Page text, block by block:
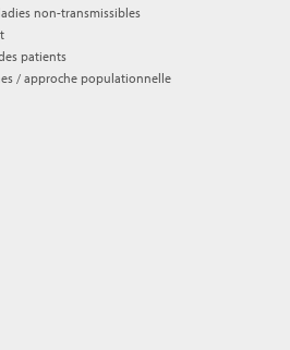
non-transmissibles
patients
/ approche populationnelle